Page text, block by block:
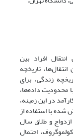
افراد بین
تاریخچه
زندگی، برای
محدودیت داده‌ها،
در این زمینه،
با استفاده از
ثبتی ازدواج و طلاق سال
احتمال